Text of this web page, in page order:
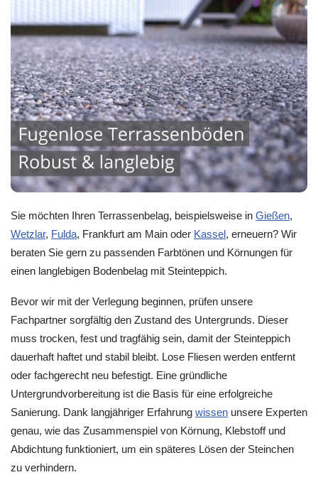
Sie möchten Ihren Terrassenbelag, beispielsweise in Gießen,
Wetzlar, Fulda, Frankfurt am Main oder Kassel , erneuern? Wir
beraten Sie gern zu passenden Farbtönen und Körnungen für
einen langlebigen Bodenbelag mit Steinteppich.
Bevor wir mit der Verlegung beginnen, prüfen unsere
Fachpartner sorgfältig den Zustand des Untergrunds. Dieser
muss trocken, fest und tragfähig sein, damit der Steinteppich
dauerhaft haftet und stabil bleibt. Lose Fliesen werden entfernt
oder fachgerecht neu befestigt. Eine gründliche
Untergrundvorbereitung ist die Basis für eine erfolgreiche
Sanierung. Dank langjähriger Erfahrung wissen unsere Experten
genau, wie das Zusammenspiel von Körnung, Klebstoff und
Abdichtung funktioniert, um ein späteres Lösen der Steinchen
zu verhindern.